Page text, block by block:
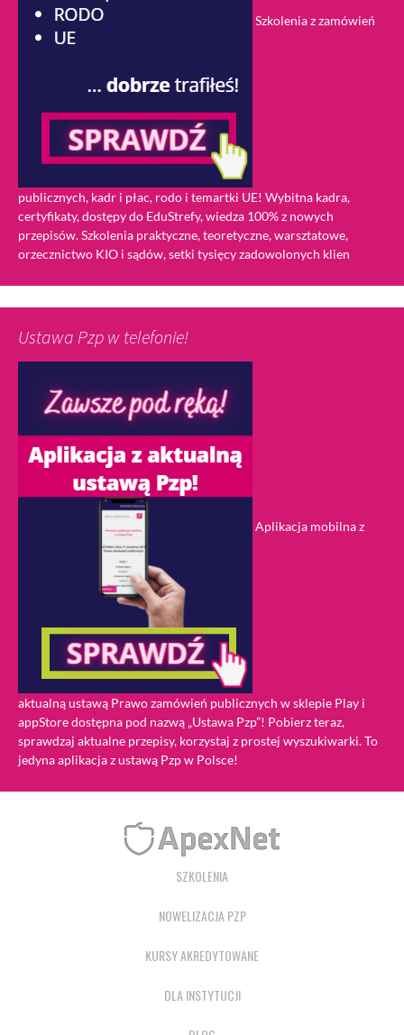
Szkolenia z zamówień
publicznych, kadr i płac, rodo i temartki UE! Wybitna kadra,
certyfikaty, dostępy do EduStrefy, wiedza 100% z nowych
przepisów. Szkolenia praktyczne, teoretyczne, warsztatowe,
orzecznictwo KIO i sądów, setki tysięcy zadowolonych klien
Ustawa Pzp w telefonie!
Aplikacja mobilna z
aktualną ustawą Prawo zamówień publicznych w sklepie Play i
appStore dostępna pod nazwą „Ustawa Pzp”! Pobierz teraz,
sprawdzaj aktualne przepisy, korzystaj z prostej wyszukiwarki. To
jedyna aplikacja z ustawą Pzp w Polsce!
SZKOLENIA
NOWELIZACJA PZP
KURSY AKREDYTOWANE
DLA INSTYTUCJI